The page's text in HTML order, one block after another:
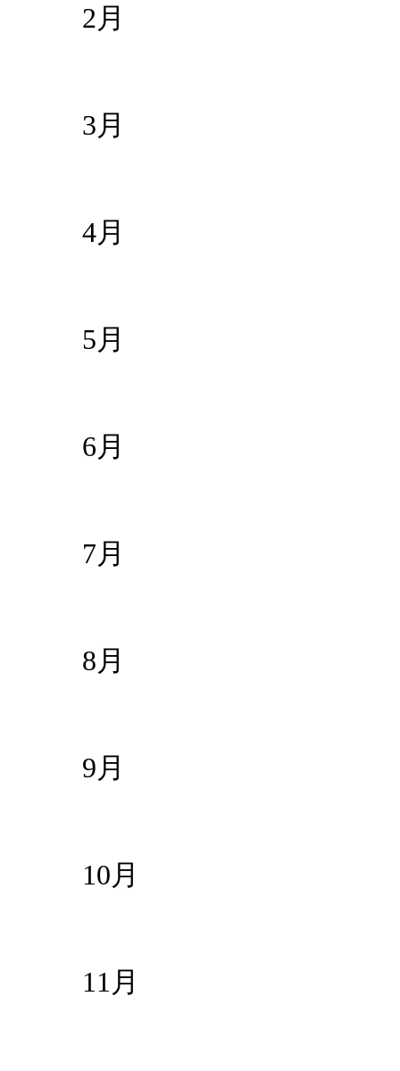
2月
3月
4月
5月
6月
7月
8月
9月
10月
11月